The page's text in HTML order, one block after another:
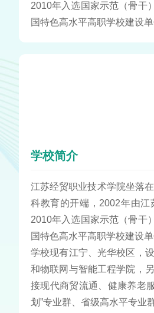
2010年入选国家示范（骨干
国特色高水平高职学校建设单
学校简介
江苏经贸职业技术学院坐落
科教育的开端，2002年由江
2010年入选国家示范（骨干
国特色高水平高职学校建设单
学校现有江宁、光华校区，
和物联网与智能工程学院，
接现代商贸流通、健康养老
划”专业群、省级高水平专业